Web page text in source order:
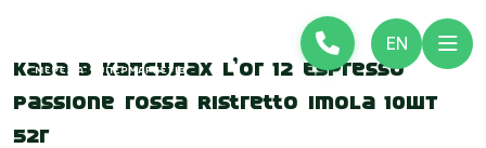
EN
Кава в капсулах L’or 12 Espresso
Passione rossa Ristretto Imola 10шт
52г